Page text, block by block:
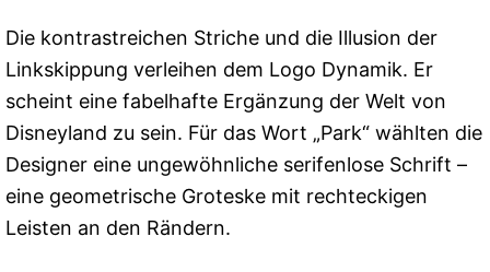
Die kontrastreichen Striche und die Illusion der
Linkskippung verleihen dem Logo Dynamik. Er
scheint eine fabelhafte Ergänzung der Welt von
Disneyland zu sein. Für das Wort „Park“ wählten die
Designer eine ungewöhnliche serifenlose Schrift –
eine geometrische Groteske mit rechteckigen
Leisten an den Rändern.